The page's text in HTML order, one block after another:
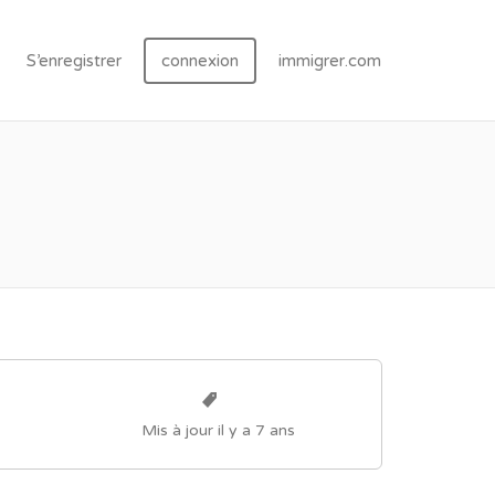
S’enregistrer connexion immigrer.com
Mis à jour il y a 7 ans